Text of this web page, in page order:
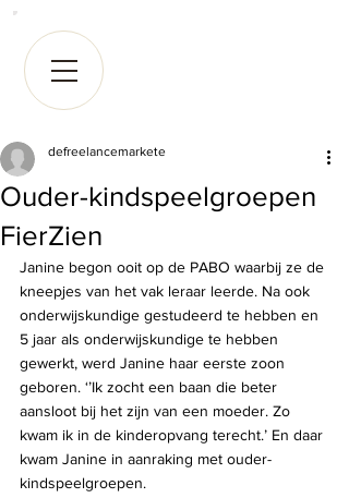
Ouder-kindspeelgroepen
FierZien
defreelancemarkete
Janine begon ooit op de PABO waarbij ze de
kneepjes van het vak leraar leerde. Na ook
onderwijskundige gestudeerd te hebben en
5 jaar als onderwijskundige te hebben
gewerkt, werd Janine haar eerste zoon
geboren. ‘’Ik zocht een baan die beter
aansloot bij het zijn van een moeder. Zo
kwam ik in de kinderopvang terecht.’ En daar
kwam Janine in aanraking met ouder-
kindspeelgroepen.